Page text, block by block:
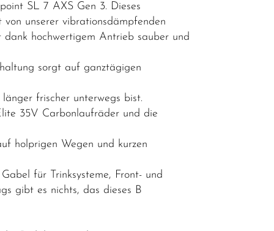
SL 7 AXS Gen 3. Dieses
unserer vibrationsdämpfenden
dank hochwertigem Antrieb sauber und
sorgt auf ganztägigen
frischer unterwegs bist.
35V Carbonlaufräder und die
holprigen Wegen und kurzen
für Trinksysteme, Front- und
gibt es nichts, das dieses B